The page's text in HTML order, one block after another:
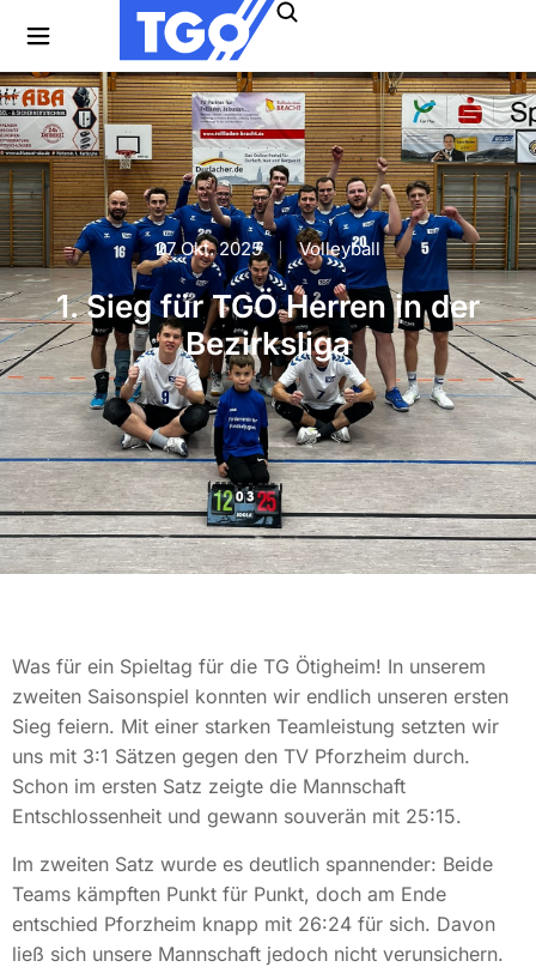
27 Okt. 2025 Volleyball
1. Sieg für TGÖ Herren in der
Bezirksliga
Was für ein Spieltag für die TG Ötigheim! In unserem
zweiten Saisonspiel konnten wir endlich unseren ersten
Sieg feiern. Mit einer starken Teamleistung setzten wir
uns mit 3:1 Sätzen gegen den TV Pforzheim durch.
Schon im ersten Satz zeigte die Mannschaft
Entschlossenheit und gewann souverän mit 25:15.
Im zweiten Satz wurde es deutlich spannender: Beide
Teams kämpften Punkt für Punkt, doch am Ende
entschied Pforzheim knapp mit 26:24 für sich. Davon
ließ sich unsere Mannschaft jedoch nicht verunsichern.